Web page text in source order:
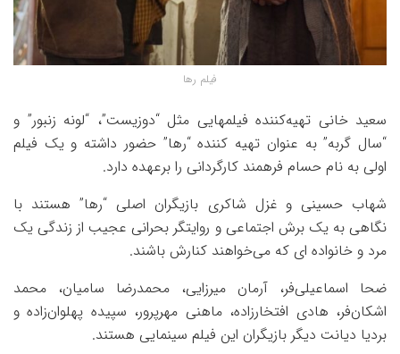
فیلم رها
سعید خانی تهیه‌کننده فیلمهایی مثل “دوزیست”، “لونه زنبور” و
“سال گربه” به عنوان تهیه کننده “رها” حضور داشته و یک فیلم
اولی به نام حسام فرهمند کارگردانی را برعهده دارد.
شهاب حسینی و غزل شاکری بازیگران اصلی “رها” هستند با
نگاهی به یک برش اجتماعی و روایتگر بحرانی عجیب از زندگی یک
مرد و خانواده ای که می‌خواهند کنارش باشند.
ضحا اسماعیلی‌فر، آرمان میرزایی، محمدرضا سامیان، محمد
اشکان‌فر، هادی افتخارزاده، ماهنی مهرپرور، سپیده پهلوان‌زاده و
بردیا دیانت دیگر بازیگران این فیلم سینمایی هستند.